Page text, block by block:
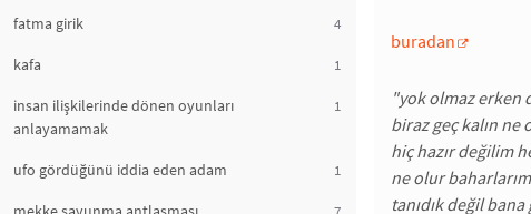
fatma girik 4
kafa 1
insan ilişkilerinde dönen oyunları
anlayamamak
1
ufo gördüğünü iddia eden adam 1
7
buradan
"yok olmaz erken
biraz geç kalın ne
hiç hazır değilim
ne olur
tanıdık değil bana